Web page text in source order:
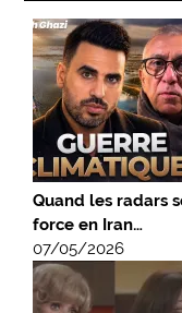
Quand les radars
force en Iran…
07/05/2026